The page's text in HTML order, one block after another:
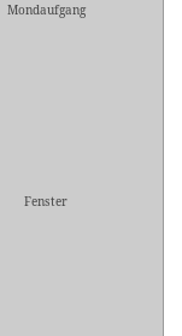
Mondaufgang
Fenster